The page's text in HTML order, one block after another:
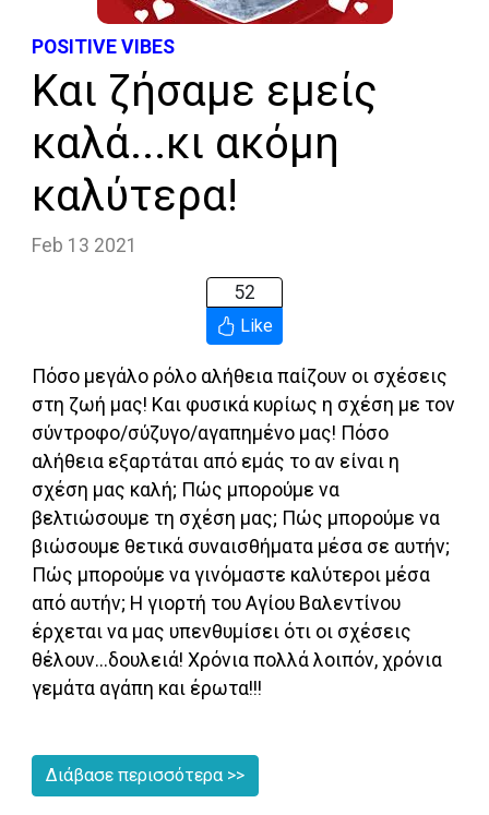
POSITIVE VIBES
Και ζήσαμε εμείς
καλά...κι ακόμη
καλύτερα!
Feb 13 2021
52
Like
Πόσο μεγάλο ρόλο αλήθεια παίζουν οι σχέσεις
στη ζωή μας! Και φυσικά κυρίως η σχέση με τον
σύντροφο/σύζυγο/αγαπημένο μας! Πόσο
αλήθεια εξαρτάται από εμάς το αν είναι η
σχέση μας καλή; Πώς μπορούμε να
βελτιώσουμε τη σχέση μας; Πώς μπορούμε να
βιώσουμε θετικά συναισθήματα μέσα σε αυτήν;
Πώς μπορούμε να γινόμαστε καλύτεροι μέσα
από αυτήν; Η γιορτή του Aγίου Βαλεντίνου
έρχεται να μας υπενθυμίσει ότι οι σχέσεις
θέλουν...δουλειά! Χρόνια πολλά λοιπόν, χρόνια
γεμάτα αγάπη και έρωτα!!!
Διάβασε περισσότερα >>